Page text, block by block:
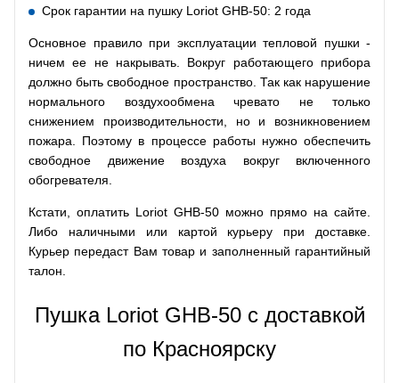
Срок гарантии на пушку Loriot GHB-50: 2 года
Основное правило при эксплуатации тепловой пушки -
ничем ее не накрывать. Вокруг работающего прибора
должно быть свободное пространство. Так как нарушение
нормального воздухообмена чревато не только
снижением производительности, но и возникновением
пожара. Поэтому в процессе работы нужно обеспечить
свободное движение воздуха вокруг включенного
обогревателя.
Кстати, оплатить Loriot GHB-50 можно прямо на сайте.
Либо наличными или картой курьеру при доставке.
Курьер передаст Вам товар и заполненный гарантийный
талон.
Пушка Loriot GHB-50 с доставкой
по Красноярску